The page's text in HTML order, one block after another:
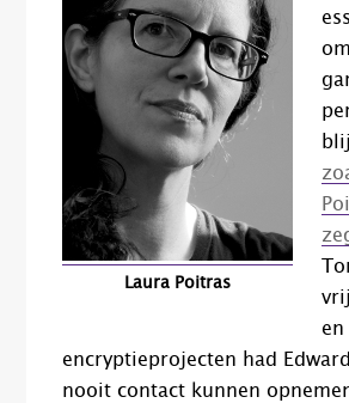
Laura Poitras
en
encryptieprojecten had
nooit contact kunnen